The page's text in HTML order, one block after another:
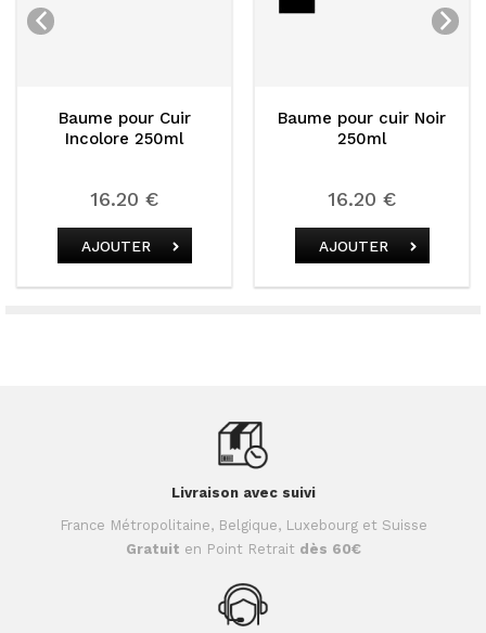
pour Cuir
250ml
Baume pour cuir Noir
Baume
Livraison avec suivi
France Métropolitaine, Belgique, Luxebourg et Suisse
Gratuit en Point Retrait dès 60€